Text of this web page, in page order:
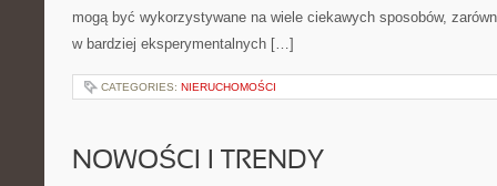
mogą być wykorzystywane na wiele ciekawych sposobów,
w bardziej eksperymentalnych […]
CATEGORIES: NIERUCHOMOŚCI
NOWOŚCI I TRENDY